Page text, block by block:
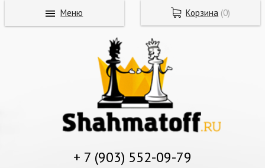
+ 7 (903) 552-09-79
Корзина (0)
Меню